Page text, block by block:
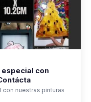
especial con
con nuestras pinturas